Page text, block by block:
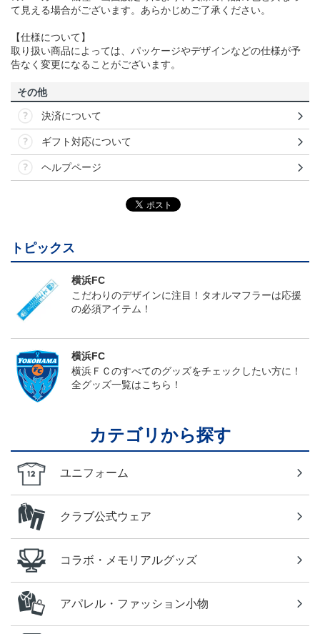
て見える場合がございます。あらかじめご了承ください。
【仕様について】
取り扱い商品によっては、パッケージやデザインなどの仕様が予
告なく変更になることがございます。
その他
決済について
ギフト対応について
ヘルプページ
トピックス
横浜FC
こだわりのデザインに注目！タオルマフラーは応援
の必須アイテム！
横浜FC
横浜ＦＣのすべてのグッズをチェックしたい方に！
全グッズ一覧はこちら！
カテゴリから探す
ユニフォーム
クラブ公式ウェア
コラボ・メモリアルグッズ
アパレル・ファッション小物